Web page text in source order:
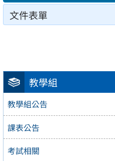
教學組
教學組公告
課表公告
考試相關
文件表單